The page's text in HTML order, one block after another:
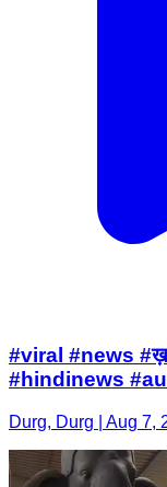
#viral #news
#hindinews
Durg, Durg | Aug 7,